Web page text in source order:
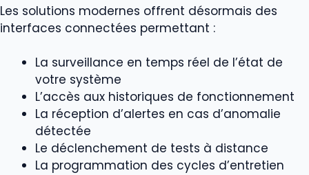
Les solutions modernes offrent désormais des
interfaces connectées permettant :
La surveillance en temps réel de l’état de
votre système
L’accès aux historiques de fonctionnement
La réception d’alertes en cas d’anomalie
détectée
Le déclenchement de tests à distance
La programmation des cycles d’entretien